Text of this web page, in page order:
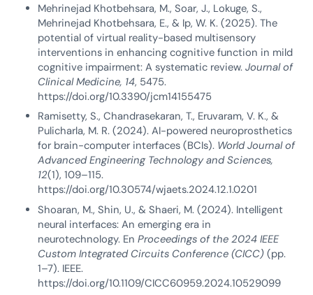
Mehrinejad Khotbehsara, M., Soar, J., Lokuge, S.,
Mehrinejad Khotbehsara, E., & Ip, W. K. (2025). The
potential of virtual reality-based multisensory
interventions in enhancing cognitive function in mild
cognitive impairment: A systematic review.Journal of
Clinical Medicine, 14, 5475.
https://doi.org/10.3390/jcm14155475
Ramisetty, S., Chandrasekaran, T., Eruvaram, V. K., &
Pulicharla, M. R. (2024). AI-powered neuroprosthetics
for brain-computer interfaces (BCIs). World Journal of
Advanced Engineering Technology and Sciences,
12(1), 109–115.
https://doi.org/10.30574/wjaets.2024.12.1.0201
Shoaran, M., Shin, U., & Shaeri, M. (2024). Intelligent
neural interfaces: An emerging era in
neurotechnology. EnProceedings of the 2024 IEEE
Custom Integrated Circuits Conference (CICC) (pp.
1–7). IEEE.
https://doi.org/10.1109/CICC60959.2024.10529099